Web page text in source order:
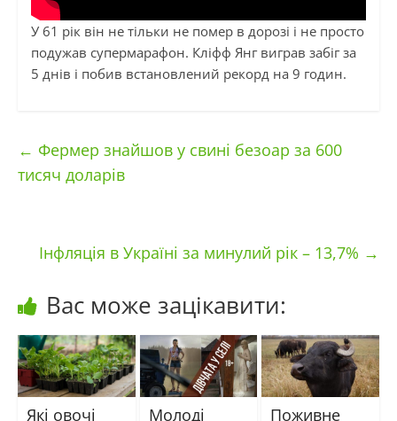
У 61 рік він не тільки не помер в дорозі і не просто
подужав супермарафон. Кліфф Янг виграв забіг за
5 днів і побив встановлений рекорд на 9 годин.
← Фермер знайшов у свині безоар за 600
тисяч доларів
Інфляція в Україні за минулий рік – 13,7% →
Вас може зацікавити:
Які овочі
Молоді
Поживне